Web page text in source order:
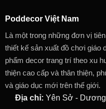
Poddecor Việt Nam
Là một trong những đơn vị
thiết kế sản xuất đồ chơi giáo
phẩm decor trang trí theo xu
thiện cao cấp và thân thiện,
và giáo dục mới trên thế giới.
Địa chỉ: Yên Sở -